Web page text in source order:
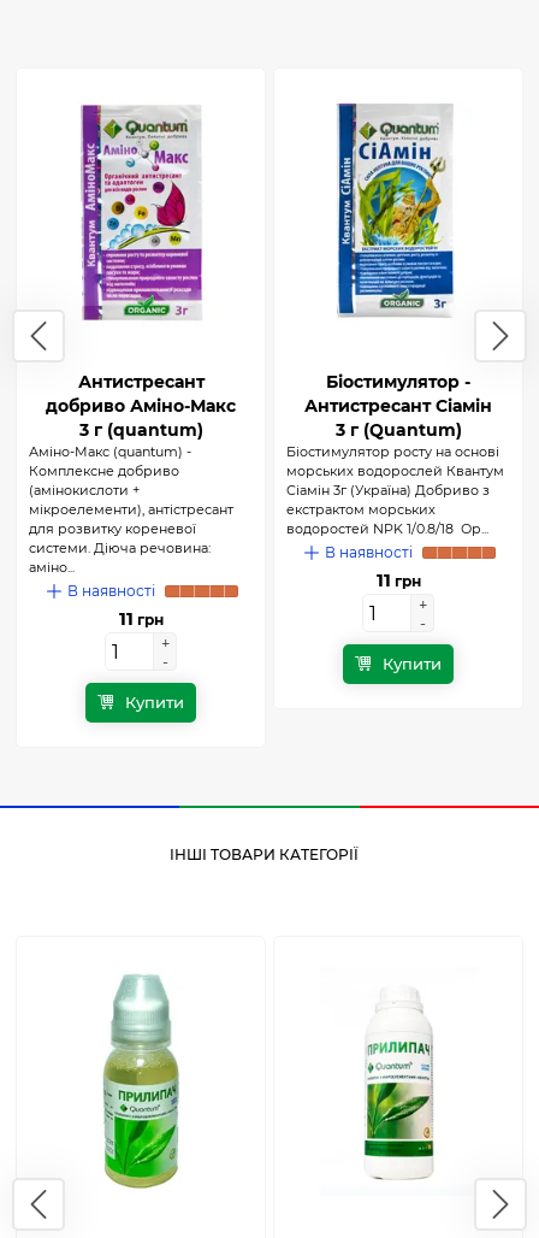
Антистресант
добриво Аміно-Макс
3 г (quantum)
Аміно-Макс (quantum) -
Комплексне добриво
(амінокислоти +
мікроелементи), антістресант
для розвитку кореневої
системи. Діюча речовина:
аміно...
В наявності
11 грн
+
-
+
-
Купити
Біостимулятор -
Антистресант Сіамін
3 г (Quantum)
Біостимулятор росту на основі
морських водорослей Квантум
Сіамін 3г (Україна) Добриво з
екстрактом морських
водоростей NPK 1/0.8/18 Ор...
В наявності
11 грн
+
-
+
-
Купити
ІНШІ ТОВАРИ КАТЕГОРІЇ